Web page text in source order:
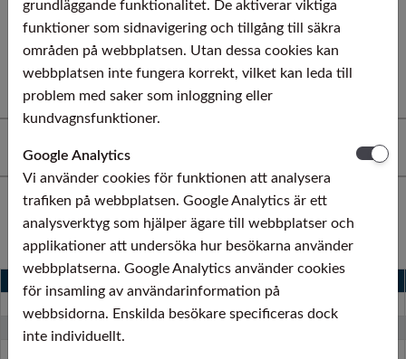
300/400/500 mm. På spole upp till 2000 kg
precisionslindat, svetsat: tjocklek 0,10-1,00 mm;
bredd 2-60 mm. Kapat i längder mot förfrågan.
AUSTENITISKA ROSTFRIA STÅL
Zapp kvalitet
ERGSTE
1.4303 SA, ST
grundläggande funktionalitet. De aktiverar viktiga
funktioner som sidnavigering och tillgång till säkra
områden på webbplatsen. Utan dessa cookies kan
webbplatsen inte fungera korrekt, vilket kan leda till
problem med saker som inloggning eller
kundvagnsfunktioner.
Google Analytics
Vi använder cookies för funktionen att analysera
trafiken på webbplatsen. Google Analytics är ett
analysverktyg som hjälper ägare till webbplatser och
applikationer att undersöka hur besökarna använder
webbplatserna. Google Analytics använder cookies
för insamling av användarinformation på
webbsidorna. Enskilda besökare specificeras dock
inte individuellt.